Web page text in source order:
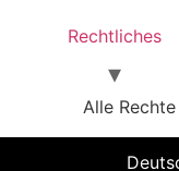
Rechtliches
Alle